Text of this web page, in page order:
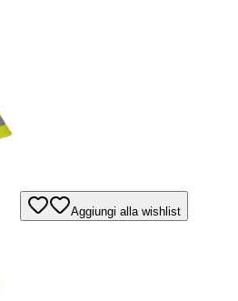
Aggiungi alla wishlist